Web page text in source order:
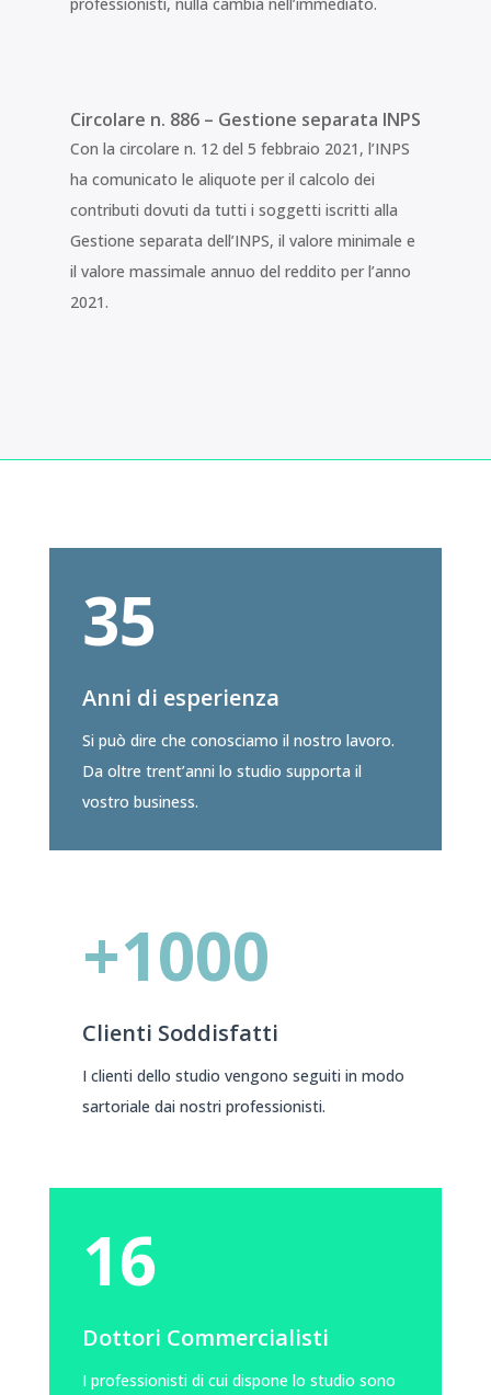
Circolare n. 886 – Gestione separata INPS
Con la circolare n. 12 del 5 febbraio 2021, l’INPS
ha comunicato le aliquote per il calcolo dei
contributi dovuti da tutti i soggetti iscritti alla
Gestione separata dell’INPS, il valore minimale e
il valore massimale annuo del reddito per l’anno
2021.
35
Anni di esperienza
Si può dire che conosciamo il nostro lavoro.
Da oltre trent’anni lo studio supporta il
vostro business.
+1000
Clienti Soddisfatti
I clienti dello studio vengono seguiti in modo
sartoriale dai nostri professionisti.
16
Dottori Commercialisti
I professionisti di cui dispone lo studio sono